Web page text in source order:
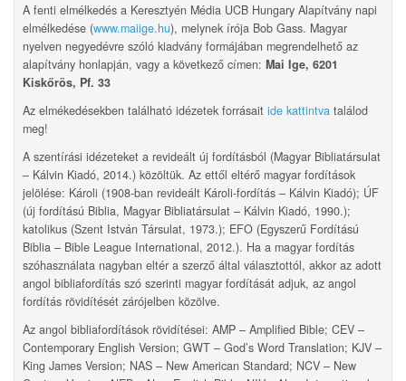
A fenti elmélkedés a Keresztyén Média UCB Hungary Alapítvány napi
elmélkedése (www.maiige.hu), melynek írója Bob Gass. Magyar
nyelven negyedévre szóló kiadvány formájában megrendelhető az
alapítvány honlapján, vagy a következő címen: Mai Ige, 6201
Kiskőrös, Pf. 33
Az elmékedésekben található idézetek forrásait ide kattintva találod
meg!
A szentírási idézeteket a revideált új fordításból (Magyar Bibliatársulat
– Kálvin Kiadó, 2014.) közöltük. Az ettől eltérő magyar fordítások
jelölése: Károli (1908-ban revideált Károli-fordítás – Kálvin Kiadó); ÚF
(új fordítású Biblia, Magyar Bibliatársulat – Kálvin Kiadó, 1990.);
katolikus (Szent István Társulat, 1973.); EFO (Egyszerű Fordítású
Biblia – Bible League International, 2012.). Ha a magyar fordítás
szóhasználata nagyban eltér a szerző által választottól, akkor az adott
angol bibliafordítás szó szerinti magyar fordítását adjuk, az angol
fordítás rövidítését zárójelben közölve.
Az angol bibliafordítások rövidítései: AMP – Amplified Bible; CEV –
Contemporary English Version; GWT – God’s Word Translation; KJV –
King James Version; NAS – New American Standard; NCV – New